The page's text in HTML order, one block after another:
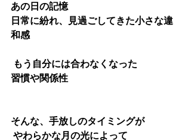
あの日の記憶
日常に紛れ、見過ごしてきた小さな違
和感
もう自分には合わなくなった
習慣や関係性
そんな、手放しのタイミングが
やわらかな月の光によって